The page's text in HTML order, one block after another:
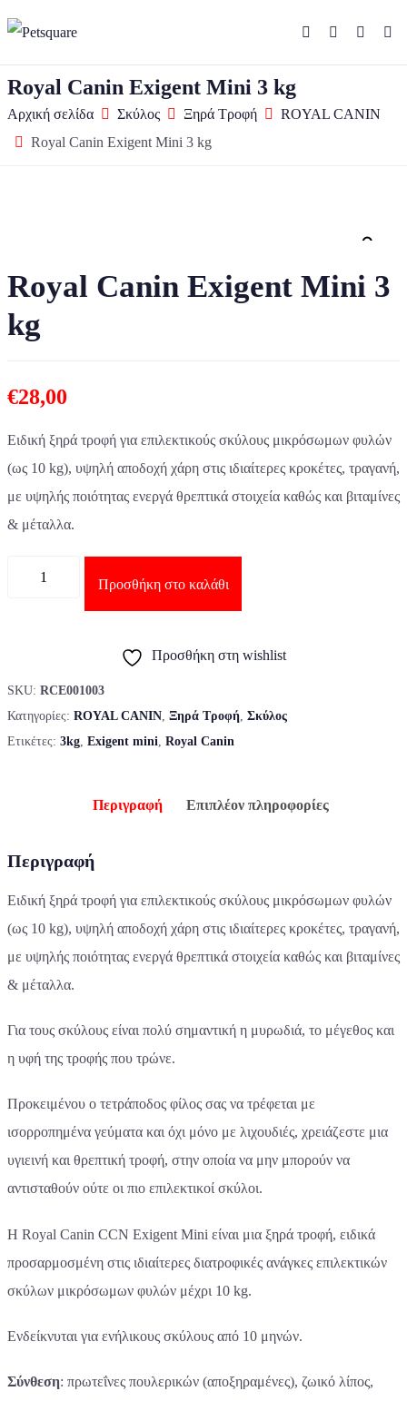
Royal Canin Exigent Mini 3 kg
Αρχική σελίδα Σκύλος Ξηρά Τροφή
ROYAL CANIN
Royal Canin Exigent Mini 3 kg
Royal Canin Exigent Mini 3
kg
€28,00
Ειδική ξηρά τροφή για επιλεκτικούς σκύλους μικρόσωμων φυλών
(ως 10 kg), υψηλή αποδοχή χάρη στις ιδιαίτερες κροκέτες, τραγανή,
με υψηλής ποιότητας ενεργά θρεπτικά στοιχεία καθώς και βιταμίνες
& μέταλλα.
Ποσότητα
Προσθήκη στο καλάθι
Προσθήκη στη wishlist
SKU: RCE001003
Κατηγορίες: ROYAL CANIN, Ξηρά Τροφή, Σκύλος
Ετικέτες: 3kg, Exigent mini, Royal Canin
Περιγραφή Επιπλέον πληροφορίες
Περιγραφή
Ειδική ξηρά τροφή για επιλεκτικούς σκύλους μικρόσωμων φυλών
(ως 10 kg), υψηλή αποδοχή χάρη στις ιδιαίτερες κροκέτες, τραγανή,
με υψηλής ποιότητας ενεργά θρεπτικά στοιχεία καθώς και βιταμίνες
& μέταλλα.
Για τους σκύλους είναι πολύ σημαντική η μυρωδιά, το μέγεθος και
η υφή της τροφής που τρώνε.
Προκειμένου ο τετράποδος φίλος σας να τρέφεται με
ισορροπημένα γεύματα και όχι μόνο με λιχουδιές, χρειάζεστε μια
υγιεινή και θρεπτική τροφή, στην οποία να μην μπορούν να
αντισταθούν ούτε οι πιο επιλεκτικοί σκύλοι.
Η Royal Canin CCN Exigent Mini είναι μια ξηρά τροφή, ειδικά
προσαρμοσμένη στις ιδιαίτερες διατροφικές ανάγκες επιλεκτικών
σκύλων μικρόσωμων φυλών μέχρι 10 kg.
Ενδείκνυται για ενήλικους σκύλους από 10 μηνών.
Σύνθεση: πρωτεΐνες πουλερικών (αποξηραμένες), ζωικό λίπος,